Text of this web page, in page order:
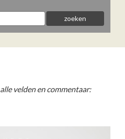
alle velden en commentaar: